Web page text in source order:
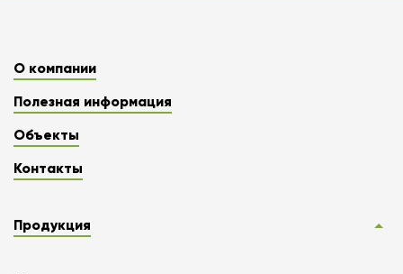
О компании
Полезная информация
Объекты
Контакты
Продукция